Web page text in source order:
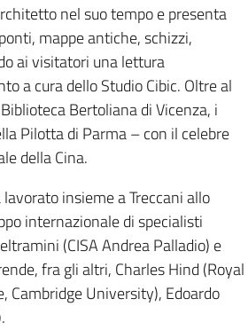
nel suo tempo e presenta
mappe antiche, schizzi,
ai visitatori una lettura
a cura dello Studio Cibic. Oltre al
Bertoliana di Vicenza, i
Pilotta di Parma – con il celebre
della Cina.
insieme a Treccani allo
internazionale di specialisti
(CISA Andrea Palladio) e
fra gli altri, Charles Hind (Royal
Cambridge University), Edoardo